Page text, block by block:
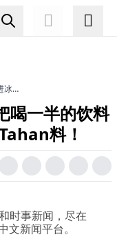
冰
喝一半的饮料
料！
时事新闻，尽在
新闻平台。